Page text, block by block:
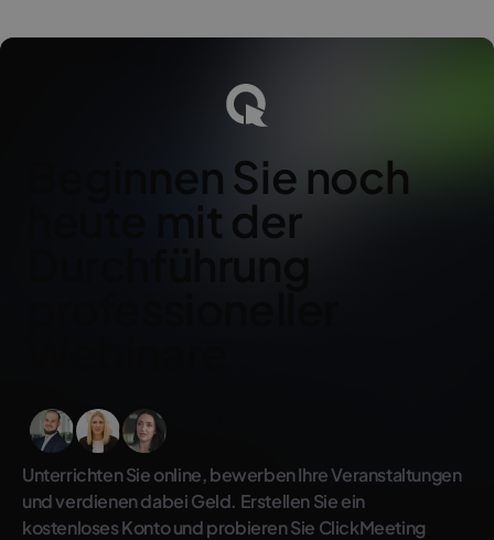
Beginnen Sie noch
heute mit der
Durchführung
Unterrichten Sie online, bewerben Ihre Veranstaltungen
und verdienen dabei Geld. Erstellen Sie ein
kostenloses Konto und probieren Sie ClickMeeting